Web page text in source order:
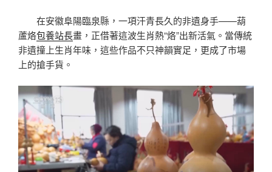
在安徽阜陽臨泉縣，一項汗青長久的非遺身手——葫
蘆烙包養站長畫，正借著這波生肖熱“烙”出新活氣。當傳統
非遺撞上生肖年味，這些作品不只神韻實足，更成了市場
上的搶手貨。